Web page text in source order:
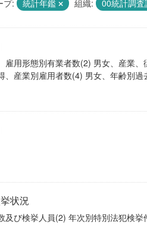
プ: 統計年鑑 組織: 00統計調査
用形態別有業者数(2) 男女、産業
、産業別雇用者数(4) 男女、年齢別
状況
及び検挙人員(2) 年次別特別法犯検